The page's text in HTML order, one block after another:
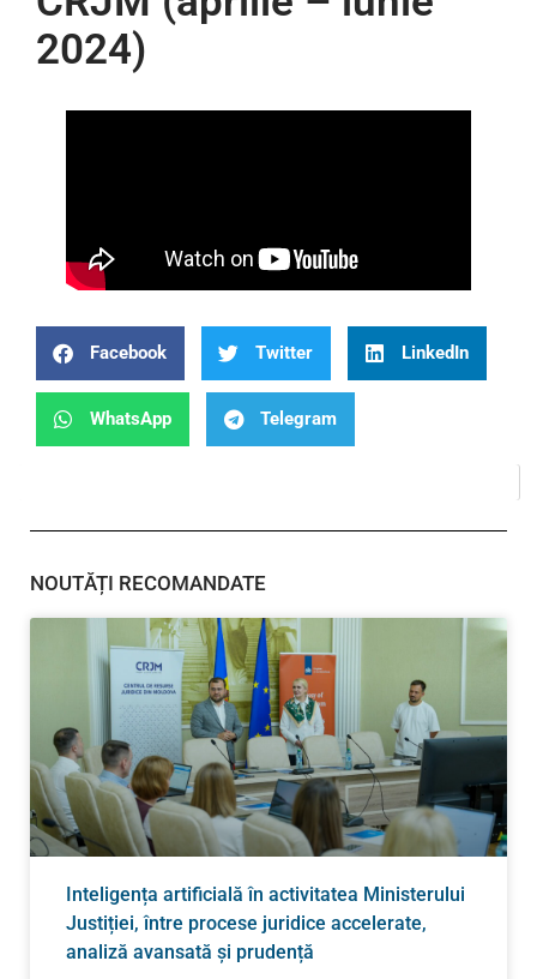
2024)
Facebook Twitter LinkedIn
WhatsApp Telegram
NOUTĂȚI RECOMANDATE
Inteligența artificială în activitatea Ministerului
Justiției, între procese juridice accelerate,
analiză avansată și prudență